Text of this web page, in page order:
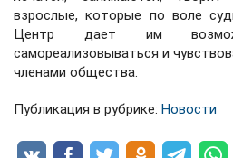
взрослые, которые по воле
Центр дает им
самореализовываться и
членами общества.
Публикация в рубрике: Новости